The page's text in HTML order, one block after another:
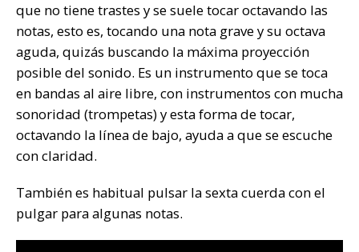
que no tiene trastes y se suele tocar octavando las
notas, esto es, tocando una nota grave y su octava
aguda, quizás buscando la máxima proyección
posible del sonido. Es un instrumento que se toca
en bandas al aire libre, con instrumentos con mucha
sonoridad (trompetas) y esta forma de tocar,
octavando la línea de bajo, ayuda a que se escuche
con claridad.
También es habitual pulsar la sexta cuerda con el
pulgar para algunas notas.